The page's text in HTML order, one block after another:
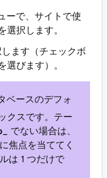
ーで、サイトで使
選択します。
ます（チェックボ
選びます）。
ベースのデフォ
クスです。テー
でない場合は、
焦点を当ててく
は 1 つだけで